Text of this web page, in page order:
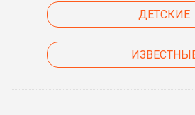
ДЕТСКИЕ